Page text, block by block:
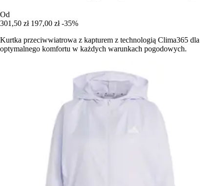
Od
301,50 zł 197,00 zł -35%
Kurtka przeciwwiatrowa z kapturem z technologią Clima365 dla
optymalnego komfortu w każdych warunkach pogodowych.